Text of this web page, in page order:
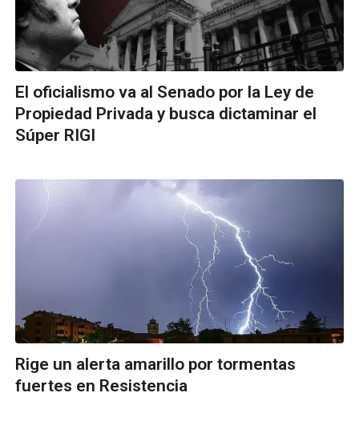
El oficialismo va al Senado por la Ley de
Propiedad Privada y busca dictaminar el
Súper RIGI
Rige un alerta amarillo por tormentas
fuertes en Resistencia